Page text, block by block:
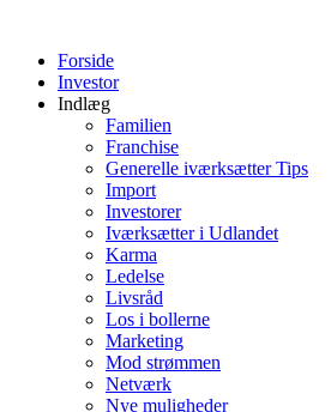
indholdForside
Investor
Indlæg
Familien
Franchise
Generelle iværksætter Tips
Import
Investorer
Iværksætter i Udlandet
Karma
Ledelse
Livsråd
Los i bollerne
Marketing
Mod strømmen
Netværk
Nye muligheder